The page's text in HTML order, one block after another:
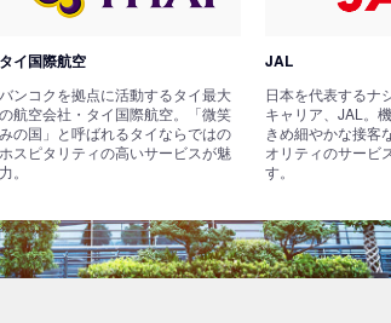
タイ国際航空
バンコクを拠点に活動するタイ最大
の航空会社・タイ国際航空。「微笑
みの国」と呼ばれるタイならではの
ホスピタリティの高いサービスが魅
力。
JAL
日本を代表するナ
キャリア、JAL。
きめ細やかな接客
オリティのサービ
す。